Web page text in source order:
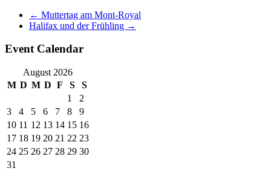
← Muttertag am Mont-Royal
Halifax und der Frühling →
Event Calendar
August 2026
M D M D F S
S
1
2
3
4 5 6 7 8
9
10 11 12 13 14 15 16
17 18 19 20 21 22 23
24 25 26 27 28 29 30
31